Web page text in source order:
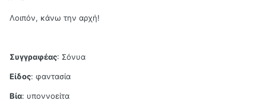
Λοιπόν, κάνω την αρχή!
Συγγραφέας: Σόνυα
Είδος: φαντασία
Βία: υποννοείτα